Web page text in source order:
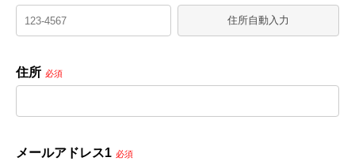
住所自動入力
住所 必須
メールアドレス1 必須